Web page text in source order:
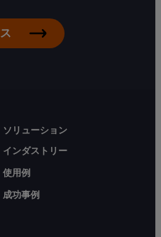
ソリューション
インダストリー
使用例
成功事例